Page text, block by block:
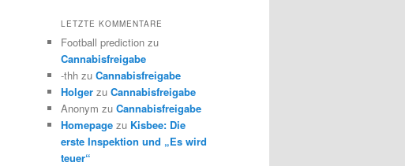
LETZTE KOMMENTARE
Football prediction zu
Cannabisfreigabe
-thh zu Cannabisfreigabe
Holger zu Cannabisfreigabe
Anonym zu Cannabisfreigabe
Homepage zu Kisbee: Die
erste Inspektion und „Es wird
teuer“